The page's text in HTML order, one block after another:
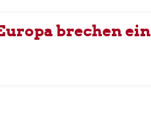
brechen ein